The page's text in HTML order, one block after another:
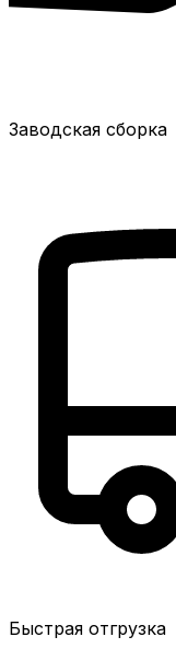
Заводская сборка
Быстрая отгрузка